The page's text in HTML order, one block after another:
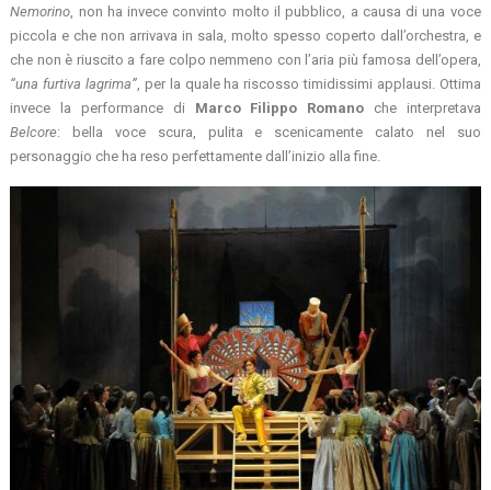
Nemorino, non ha invece convinto molto il pubblico, a causa di una voce
piccola e che non arrivava in sala, molto spesso coperto dall’orchestra, e
che non è riuscito a fare colpo nemmeno con l’aria più famosa dell’opera,
“una furtiva lagrima”, per la quale ha riscosso timidissimi applausi. Ottima
invece la performance di Marco Filippo Romano che interpretava
Belcore: bella voce scura, pulita e scenicamente calato nel suo
personaggio che ha reso perfettamente dall’inizio alla fine.